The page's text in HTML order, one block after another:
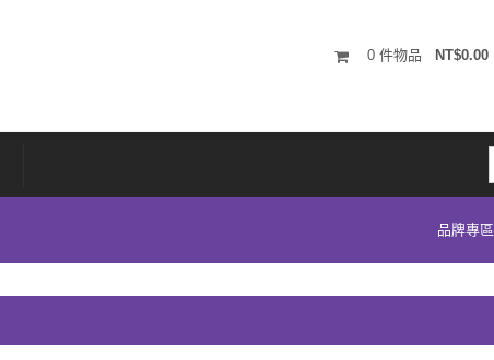
0 件物品 NT$0.00
品牌專區